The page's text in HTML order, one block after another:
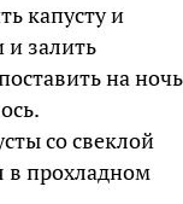
капусту и
и залить
на ночь
со свеклой
в прохладном